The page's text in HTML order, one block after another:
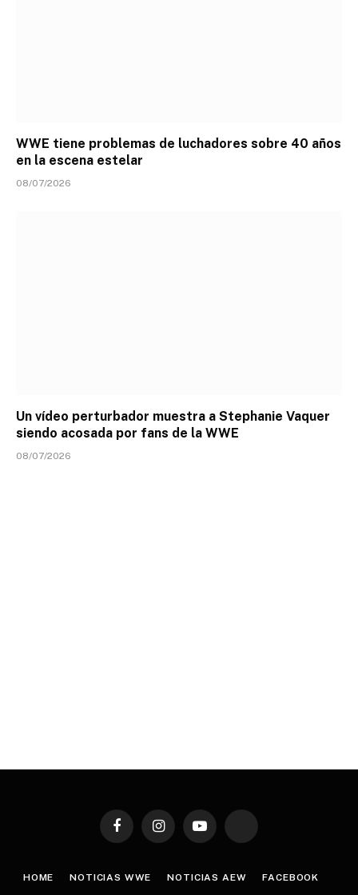
WWE tiene problemas de luchadores sobre 40 años
en la escena estelar
08/07/2026
Un vídeo perturbador muestra a Stephanie Vaquer
siendo acosada por fans de la WWE
08/07/2026
FacebookInstagramYouTube TikTok
HOME NOTICIAS WWE NOTICIAS AEW FACEBOOK